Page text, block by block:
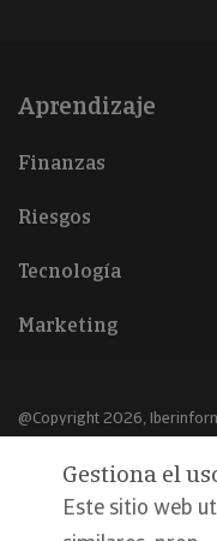
Aprendizaje
Finanzas
Riesgos
Tecnología
Marketing
@Copyright 2026,
Aviso legal
Política de cookies
Gestiona el
Este sitio web